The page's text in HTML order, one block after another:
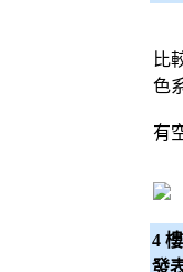
比
色
有
4
發